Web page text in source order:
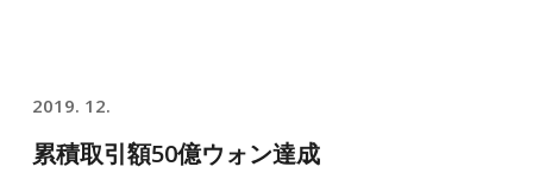
2019. 12.
累積取引額50億ウォン達成